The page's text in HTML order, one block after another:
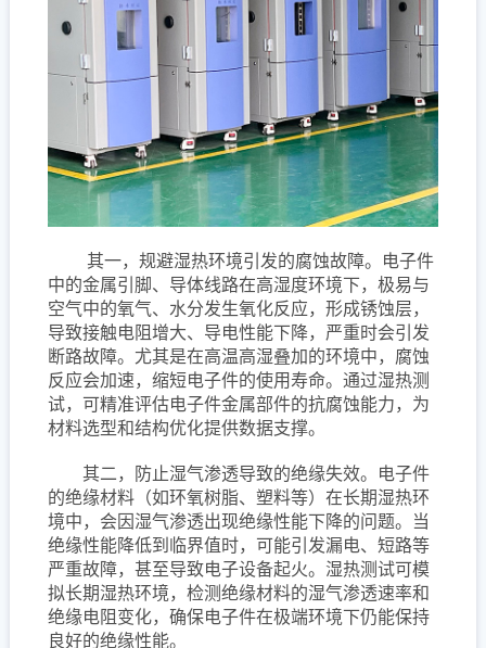
其一，规避湿热环境引发的腐蚀故障。电子件
中的金属引脚、导体线路在高湿度环境下，极易与
空气中的氧气、水分发生氧化反应，形成锈蚀层，
导致接触电阻增大、导电性能下降，严重时会引发
断路故障。尤其是在高温高湿叠加的环境中，腐蚀
反应会加速，缩短电子件的使用寿命。通过湿热测
试，可精准评估电子件金属部件的抗腐蚀能力，为
材料选型和结构优化提供数据支撑。
其二，防止湿气渗透导致的绝缘失效。电子件
的绝缘材料（如环氧树脂、塑料等）在长期湿热环
境中，会因湿气渗透出现绝缘性能下降的问题。当
绝缘性能降低到临界值时，可能引发漏电、短路等
严重故障，甚至导致电子设备起火。湿热测试可模
拟长期湿热环境，检测绝缘材料的湿气渗透速率和
绝缘电阻变化，确保电子件在极端环境下仍能保持
良好的绝缘性能。